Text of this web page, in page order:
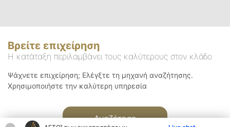
Βρείτε επιχείρηση
Η κατάταξη περιλαμβάνει τους καλύτερους στον κλάδο
Ψάχνετε επιχείρηση; Ελέγξτε τη μηχανή αναζήτησης.
Χρησιμοποιήστε την καλύτερη υπηρεσία
Αναζήτηση